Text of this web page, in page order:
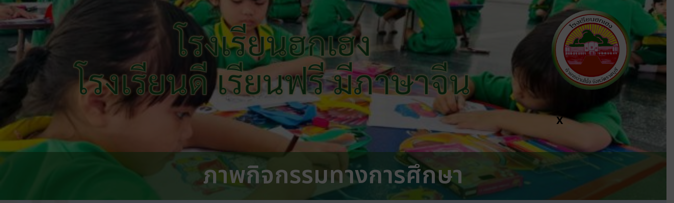
โรงเรียนฮกเฮง
โรงเรียนดี เรียนฟรี มีภาษาจีน
ภาพกิจกรรมทางการศึกษา
X